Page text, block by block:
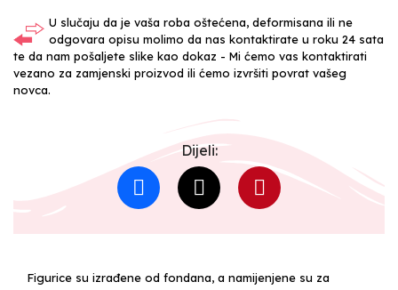
U slučaju da je vaša roba oštećena, deformisana ili ne
odgovara opisu molimo da nas kontaktirate u roku 24 sata
te da nam pošaljete slike kao dokaz - Mi ćemo vas kontaktirati
vezano za zamjenski proizvod ili ćemo izvršiti povrat vašeg
novca.
Dijeli:
Figurice su izrađene od fondana, a namijenjene su za